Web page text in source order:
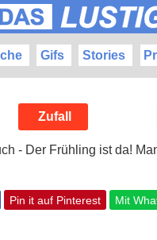
Gifs Stories
Zufall
Pin it auf Pinterest Mit